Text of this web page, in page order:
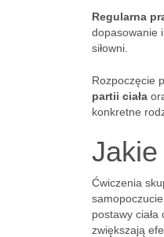
Regularna
dopasowanie
siłowni.
Rozpoczęcie
partii ciała
konkretne
Ćwiczenia
postawy
zwiększają